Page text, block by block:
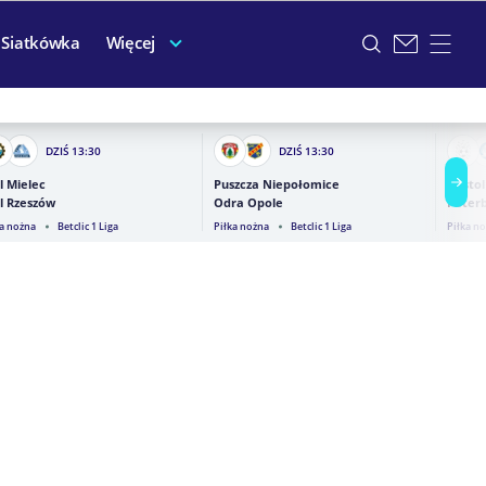
Siatkówka Więcej
DZIŚ 13:30
Mielec
Rzeszów
nożna Betclic 1 Liga
DZIŚ 13:30
Puszcza Niepołomice
Odra Opole
Piłka nożna Betclic 1 Liga Piłka